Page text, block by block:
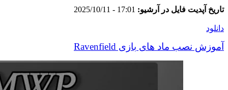
تاریخ آپدیت فایل در آرشیو: 17:01 - 2025/10/11
دانلود
آموزش نصب ماد های بازی Ravenfield